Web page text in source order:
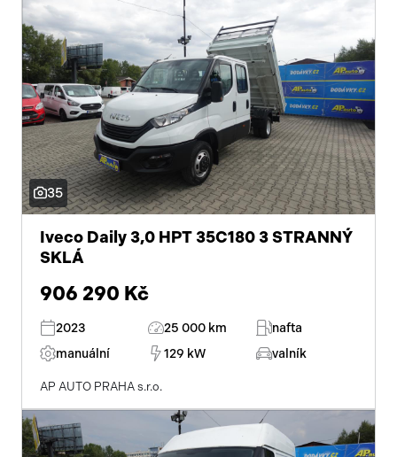
35
Iveco Daily 3,0 HPT 35C180 3 STRANNÝ
SKLÁ
906 290 Kč
2023 25 000 km
nafta
manuální
129 kW valník
AP AUTO PRAHA s.r.o.